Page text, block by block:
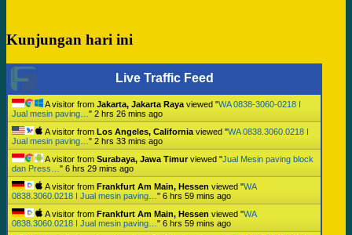
Kunjungan hari ini
Live Traffic Feed
A visitor from Jakarta, Jakarta Raya viewed "WA 0838-3060-0218 I
Jual mesin paving… " 2 hrs 26 mins ago
A visitor from Los Angeles, California viewed "WA 0838.3060.0218 I
Jual mesin paving… " 2 hrs 33 mins ago
A visitor from Surabaya, Jawa Timurviewed "Jual Mesin paving block
dan Press… " 6 hrs 29 mins ago
A visitor from Frankfurt Am Main, Hessen viewed "WA
0838.3060.0218 I Jual mesin paving… " 6 hrs 59 mins ago
A visitor from Frankfurt Am Main, Hessen viewed "WA
0838.3060.0218 I Jual mesin paving… " 6 hrs 59 mins ago